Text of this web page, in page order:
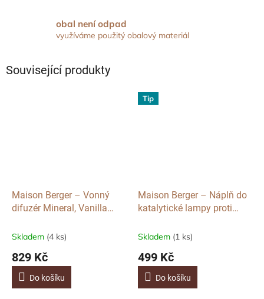
obal není odpad
využíváme použitý obalový materiál
Související produkty
Maison Berger – Vonný
difuzér Mineral, Vanilla
vanilková vůně), 180 ml
Skladem (4 ks)
829 Kč
Do košíku
Tip
Maison Berger – Náplň do
katalytické lampy proti
500 ml
Skladem (1 ks)
499 Kč
Do košíku